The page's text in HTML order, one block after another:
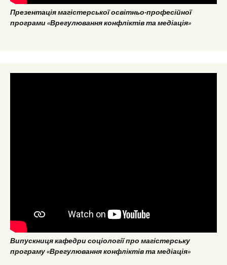
Презентація магістерської освітньо-професійної
програми «Врегулювання конфліктів та медіація»
Випускниця кафедри соціології про магістерську
програму «Врегулювання конфліктів та медіація»